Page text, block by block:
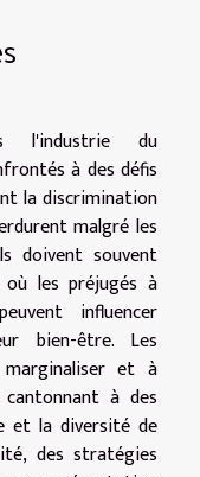
l'industrie du
à des défis
la discrimination
malgré les
doivent souvent
les préjugés à
influencer
bien-être. Les
et à
à des
et la diversité de
des stratégies